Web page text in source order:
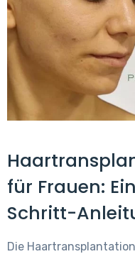
für Frauen:
Schritt-
Die